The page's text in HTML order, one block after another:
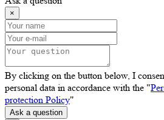
×
By clicking on the button below, I
personal data in accordance with the "
protection Policy"
Ask a question